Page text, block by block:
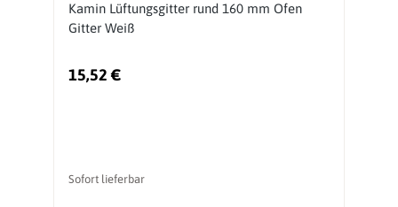
Kamin Lüftungsgitter rund 160 mm Ofen
Gitter Weiß
15,52 €
Sofort lieferbar